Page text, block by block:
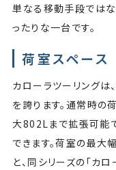
単なる移動手段では
ったりな一台です。
荷室スペース
カローラツーリングは
を誇ります。通常時の
大802Lまで拡張可能
できます。荷室の最
と、同シリーズの「カ